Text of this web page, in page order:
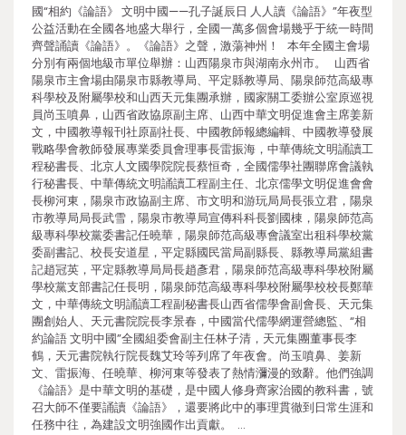
國“相約《論語》 文明中國——孔子誕辰日 人人讀《論語》”年夜型
公益活動在全國各地盛大舉行，全國一萬多個會場幾乎于統一時間
齊聲誦讀《論語》。《論語》之聲，激蕩神州！ 本年全國主會場
分別有兩個地級市單位舉辦：山西陽泉市與湖南永州市。 山西省
陽泉市主會場由陽泉市縣教導局、平定縣教導局、陽泉師范高級專
科學校及附屬學校和山西天元集團承辦，國家關工委辦公室原巡視
員尚玉噴鼻，山西省政協原副主席、山西中華文明促進會主席姜新
文，中國教導報刊社原副社長、中國教師報總編輯、中國教導發展
戰略學會教師發展專業委員會理事長雷振海，中華傳統文明誦讀工
程秘書長、北京人文國學院院長蔡恒奇，全國儒學社團聯席會議執
行秘書長、中華傳統文明誦讀工程副主任、北京儒學文明促進會會
長柳河東，陽泉市政協副主席、市文明和游玩局局長張立君，陽泉
市教導局局長武雪，陽泉市教導局宣傳科科長劉國棟，陽泉師范高
級專科學校黨委書記任曉華，陽泉師范高級專會議室出租科學校黨
委副書記、校長安道星，平定縣國民當局副縣長、縣教導局黨組書
記趙冠英，平定縣教導局局長趙彥君，陽泉師范高級專科學校附屬
學校黨支部書記任長明，陽泉師范高級專科學校附屬學校校長鄭華
文，中華傳統文明誦讀工程副秘書長山西省儒學會副會長、天元集
團創始人、天元書院院長李景春，中國當代儒學網運營總監、“相
約論語 文明中國”全國組委會副主任林子清，天元集團董事長李
鶴，天元書院執行院長魏艾玲等列席了年夜會。尚玉噴鼻、姜新
文、雷振海、任曉華、柳河東等發表了熱情瀰漫的致辭。他們強調
《論語》是中華文明的基礎，是中國人修身齊家治國的教科書，號
召大師不僅要誦讀《論語》，還要將此中的事理貫徹到日常生涯和
任務中往，為建設文明強國作出貢獻。 …